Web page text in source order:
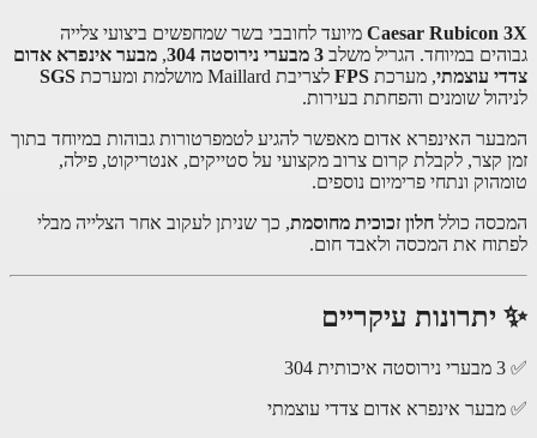
Caesar Rubiconמיועד לחובבי בשר שמחפשים ביצועי צלייה
במיוחד. הגריל משלב3 מבערי נירוסטה 304 ,מבער אינפרא אדום
עוצמתי, מערכתFPSלצריבת Maillard מושלמת ומערכת
SGS
שומנים והפחתת בעירות.
האינפרא אדום מאפשר להגיע לטמפרטורות גבוהות במיוחד בתוך
קצר, לקבלת קרום צרוב מקצועי על סטייקים, אנטריקוט, פילה,
ונתחי פרימיום נוספים.
כוללחלון זכוכית מחוסמת, כך שניתן לעקוב אחר הצלייה מבלי
את המכסה ולאבד חום.
עיקריים
אינפרא אדום צדדי עוצמתי